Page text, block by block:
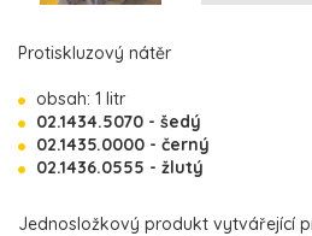
Protiskluzový nátěr
obsah: 1 litr
02.1434.5070 - šedý
02.1435.0000 - černý
02.1436.0555 - žlutý
Jednosložkový produkt vytvářející